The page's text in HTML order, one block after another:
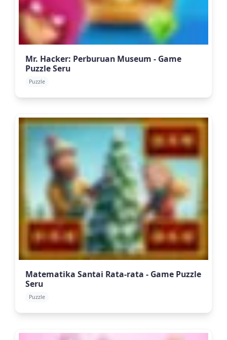
Mr. Hacker: Perburuan Museum - Game
Puzzle Seru
Puzzle
Matematika Santai Rata-rata - Game Puzzle
Seru
Puzzle